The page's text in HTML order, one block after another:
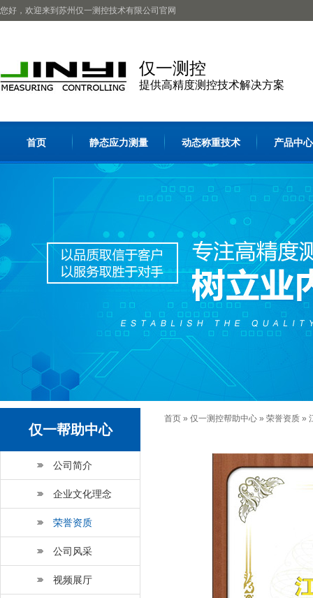
您好，欢迎来到苏州仅一测控技术有限公司官网
仅一测控
提供高精度测控技术解决方案
首页 静态应力测量 动态称重技术 产品中心
仅一帮助中心
公司简介
企业文化理念
荣誉资质
公司风采
视频展厅
首页 » 仅一测控帮助中心 » 荣誉资质 »